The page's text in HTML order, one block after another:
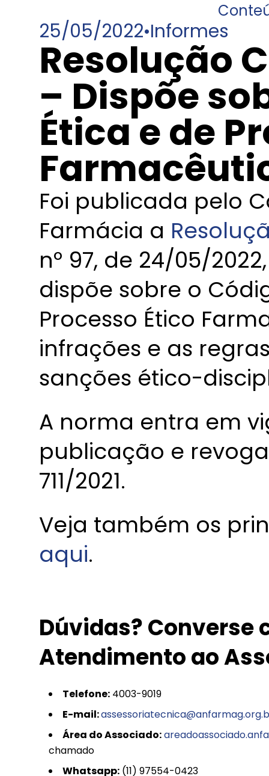
25/05/2022•Informes
Resolução
– Dispõe
Ética e de
Foi publicada pelo
Farmácia a
nº 97, de 24/05/
dispõe sobre o
Processo Ético
infrações e as
sanções ético-
A norma entra em
publicação e revoga
711/2021.
Veja também os
aqui.
Dúvidas? Converse
Atendimento ao
Telefone: 4003-9019
E-mail:
Área do Associado:
chamado
Whatsapp: (11) 97554-0423